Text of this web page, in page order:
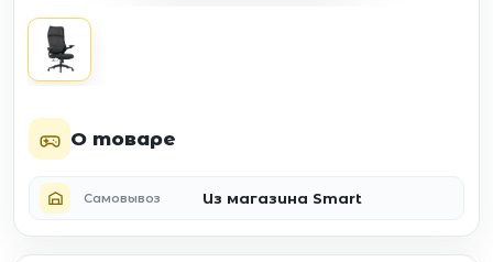
О товаре
Самовывоз Из магазина Smart